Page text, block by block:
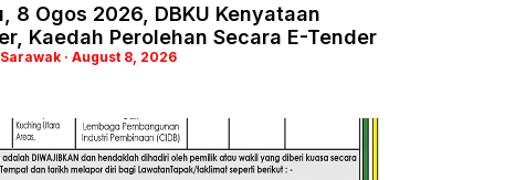
8 Ogos 2026, DBKU Kenyataan
Kaedah Perolehan Secara E-Tender
August 8, 2026